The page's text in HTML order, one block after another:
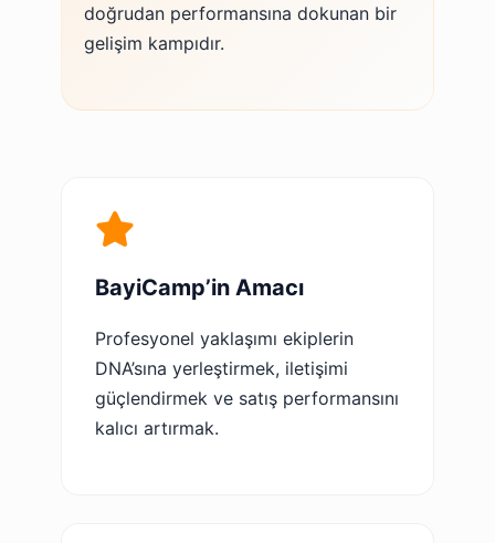
doğrudan performansına dokunan bir
gelişim kampıdır.
BayiCamp’in Amacı
Profesyonel yaklaşımı ekiplerin
DNA’sına yerleştirmek, iletişimi
güçlendirmek ve satış performansını
kalıcı artırmak.